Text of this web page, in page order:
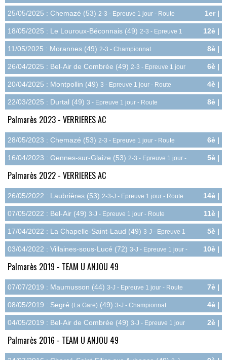
Route
6.0pts
25/05/2025 : Chemazé (53) 2-3 - Epreuve 1 jour - Route
1er |
12.0pts
18/05/2025 : Le Louroux-Béconnais (49) 2-3 - Epreuve 1
jour - Route
12è |
2.4pts
11/05/2025 : Morannes (49) 2-3 - Championnat
Départemental - Route
8è |
7.2pts
26/04/2025 : Bel-Air de Combrée (49) 2-3 - Epreuve 1 jour
- Route
6è |
6.0pts
20/04/2025 : Montpollin (49) 3 - Epreuve 1 jour - Route
4è |
7.0pts
22/03/2025 : Durtal (49) 3 - Epreuve 1 jour - Route
8è |
4.0pts
Palmarès 2023 - VERRIERES AC
28/05/2023 : Chemazé (53) 2-3 - Epreuve 1 jour - Route
6è |
6.0pts
16/04/2023 : Gennes-sur-Glaize (53) 2-3 - Epreuve 1 jour -
5è |
7.2pts
Palmarès 2022 - VERRIERES AC
26/05/2022 : Laubrières (53) 2-3-J - Epreuve 1 jour - Route
14è |
1.2pts
07/05/2022 : Bel-Air (49) 3-J - Epreuve 1 jour - Route
11è |
2.5pts
17/04/2022 : La Chapelle-Saint-Laud (49) 3-J - Epreuve 1
jour - Route
5è |
6.0pts
03/04/2022 : Villaines-sous-Lucé (72) 3-J - Epreuve 1 jour -
10è |
3.0pts
Palmarès 2019 - TEAM U ANJOU 49
07/07/2019 : Maumusson (44) 3-J - Epreuve 1 jour - Route
7è |
4.0pts
08/05/2019 : Segré (La Gare) (49) 3-J - Championnat
Départemental - Route
4è |
10.5pts
04/05/2019 : Bel-Air de Combrée (49) 3-J - Epreuve 1 jour
2è |
9.0pts
Palmarès 2016 - TEAM U ANJOU 49